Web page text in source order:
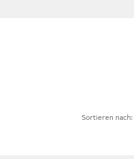
Sortieren nach: